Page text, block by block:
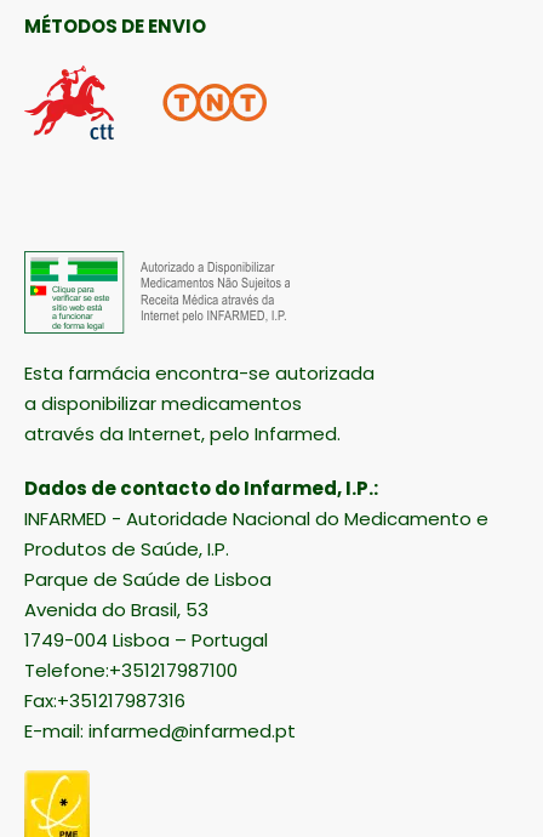
MÉTODOS DE ENVIO
Esta farmácia encontra-se autorizada
a disponibilizar medicamentos
através da Internet, pelo Infarmed.
Dados de contacto do Infarmed, I.P.:
INFARMED - Autoridade Nacional do Medicamento e
Produtos de Saúde, I.P.
Parque de Saúde de Lisboa
Avenida do Brasil, 53
1749-004 Lisboa – Portugal
Telefone:+351217987100
Fax:+351217987316
E-mail: infarmed@infarmed.pt